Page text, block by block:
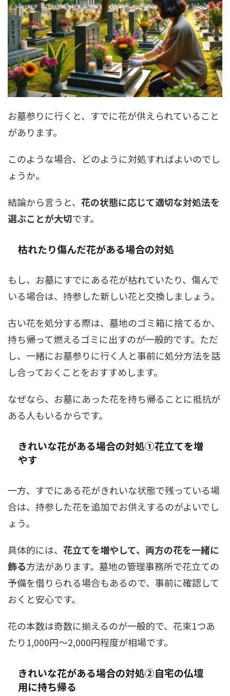
お墓参りに行くと、すでに花が供えられていること
があります。
このような場合、どのように対処すればよいのでし
ょうか。
結論から言うと、 花の状態に応じて適切な対処法を
選ぶことが大切です。
枯れたり傷んだ花がある場合の対処
もし、お墓にすでにある花が枯れていたり、傷んで
いる場合は、持参した新しい花と交換しましょう。
古い花を処分する際は、墓地のゴミ箱に捨てるか、
持ち帰って燃えるゴミに出すのが一般的です。ただ
し、一緒にお墓参りに行く人と事前に処分方法を話
し合っておくことをおすすめします。
なぜなら、お墓にあった花を持ち帰ることに抵抗が
ある人もいるからです。
きれいな花がある場合の対処①花立てを増
やす
一方、すでにある花がきれいな状態で残っている場
合は、持参した花を追加でお供えするのがよいでし
ょう。
具体的には、 花立てを増やして、両方の花を一緒に
飾る方法があります。墓地の管理事務所で花立ての
予備を借りられる場合もあるので、事前に確認して
おくと安心です。
花の本数は奇数に揃えるのが一般的で、花束1つあ
たり1,000円～2,000円程度が相場です。
きれいな花がある場合の対処②自宅の仏壇
用に持ち帰る